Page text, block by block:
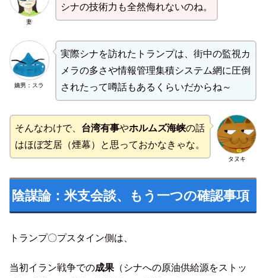
妻
シナの技術力も全然侮れないのね。
嫡男：スラ
実際シナを訪れたトランプは、街中の監視カ
メラの多さや情報管理集積システム網に圧倒
されたって噂話もあるくらいだからね～
タヌキ
そんなわけで、 台湾有事やホルムズ海峡の話
はほぼ芝居（煙幕）と思っておかなきゃな。
陰謀論：米支会談、もう一つの確認事項
トランプ〇プスタイン側は、
当初イラン戦争での成果 （シナへの原油供給源をストッ